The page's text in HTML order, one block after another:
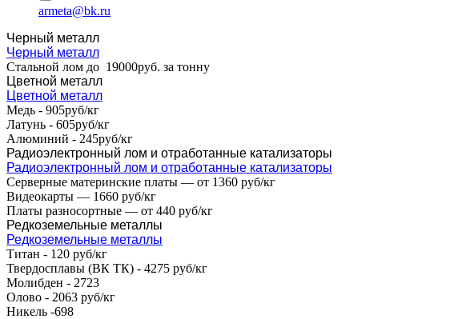
armeta@bk.ru
Черный металл
Черный металл
Стальной лом до 19000руб. за тонну
Цветной металл
Цветной металл
Медь - 905руб/кг
Латунь - 605руб/кг
Алюминий - 245руб/кг
Радиоэлектронный лом и отработанные катализаторы
Радиоэлектронный лом и отработанные катализаторы
Серверные материнские платы — от 1360 руб/кг
Видеокарты — 1660 руб/кг
Платы разносортные — от 440 руб/кг
Редкоземельные металлы
Редкоземельные металлы
Титан - 120 руб/кг
Твердосплавы (ВК ТК) - 4275 руб/кг
Молибден - 2723
Олово - 2063 руб/кг
Никель -698